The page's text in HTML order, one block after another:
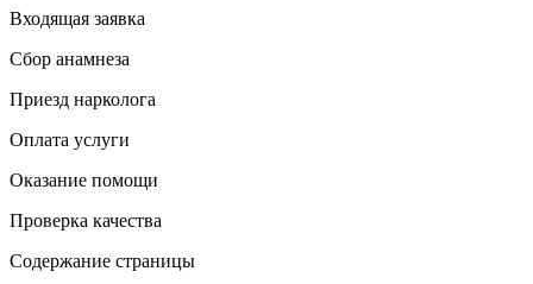
Входящая заявка
Сбор анамнеза
Приезд нарколога
Оплата услуги
Оказание помощи
Проверка качества
Содержание страницы